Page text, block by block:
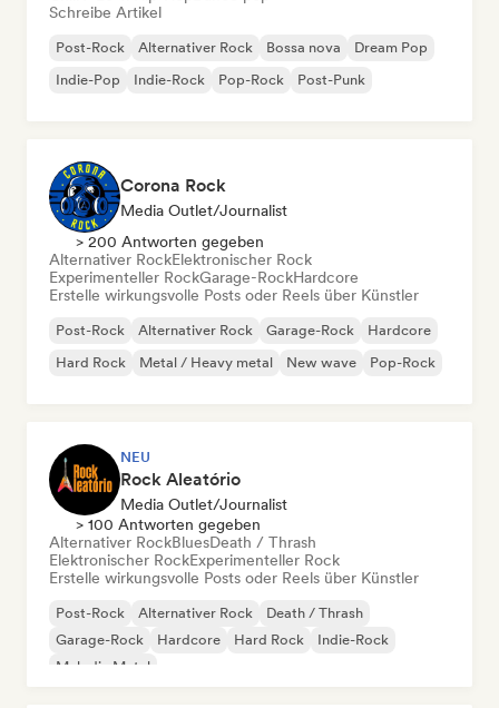
Schreibe Artikel
Post-Rock Alternativer Rock Bossa nova
Dream Pop
Indie-Pop
Indie-Rock Pop-Rock Post-Punk
Corona Rock
Media Outlet/Journalist
> 200 Antworten gegeben
Alternativer RockElektronischer Rock
Experimenteller RockGarage-RockHardcore
Erstelle wirkungsvolle Posts oder Reels über Künstler
Post-Rock Alternativer Rock Garage-Rock
Hardcore
Hard Rock
Metal / Heavy metal New wave Pop-Rock
NEU
Rock Aleatório
Media Outlet/Journalist
> 100 Antworten gegeben
Alternativer RockBluesDeath / Thrash
Elektronischer RockExperimenteller Rock
Erstelle wirkungsvolle Posts oder Reels über Künstler
Post-Rock Alternativer Rock
Death / Thrash
Garage-Rock
Hardcore Hard Rock
Indie-Rock
Melodic Metal